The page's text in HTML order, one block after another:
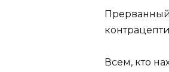
Всем, кто